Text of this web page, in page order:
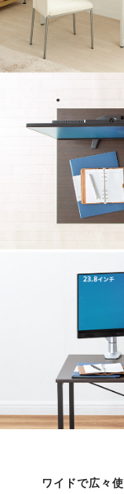
ワイドで広々